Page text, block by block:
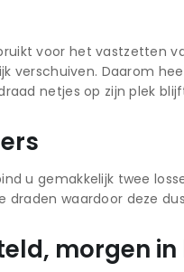
voor het vastzetten
verschuiven. Daarom
netjes op zijn plek
u gemakkelijk twee
draden waardoor deze
morgen in